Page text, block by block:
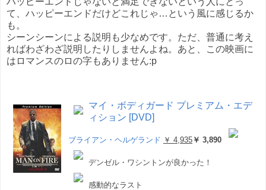
て、ハッピーエンドだけどこれじゃ…という風に感じるか
も。
シーンシーンによる説明も少なめです。ただ、普通に考え
ればわざわざ説明したりしませんよね。あと、この映画に
はロマンスのロの字もありません:p
マイ・ボディガード プレミアム・エデ
ィション [DVD]
ブライアン・ヘルゲランド ￥ 4,935 ￥ 3,890
デンゼル・ワシントンが良かった！
感動的なラスト